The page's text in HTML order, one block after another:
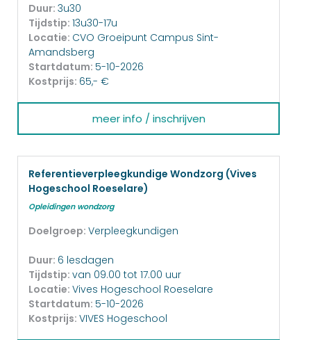
Duur: 3u30
Tijdstip: 13u30-17u
Locatie: CVO Groeipunt Campus Sint-
Amandsberg
Startdatum: 5-10-2026
Kostprijs: 65,- €
meer info / inschrijven
Referentieverpleegkundige Wondzorg (Vives
Hogeschool Roeselare)
Opleidingen wondzorg
Doelgroep: Verpleegkundigen
Duur: 6 lesdagen
Tijdstip: van 09.00 tot 17.00 uur
Locatie: Vives Hogeschool Roeselare
Startdatum: 5-10-2026
Kostprijs: VIVES Hogeschool